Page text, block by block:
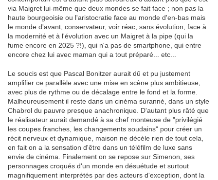
via Maigret lui-même que deux mondes se fait face ; non pas la
haute bourgeoisie ou l'aristocratie face au monde d'en-bas mais
le monde d'avant, conservateur, voir réac, sans évolution, face à
la modernité et à l'évolution avec un Maigret à la pipe (qui la
fume encore en 2025 ?!), qui n'a pas de smartphone, qui entre
encore chez lui avec maman qui a tout préparé... etc...
Le soucis est que Pascal Bonitzer aurait dû et pu justement
amplifier ce parallèle avec une mise en scène plus ambitieuse,
avec plus de rythme ou de décalage entre le fond et la forme.
Malheureusement il reste dans un cinéma suranné, dans un style
Chabrol du pauvre presque anachronique. D'autant plus râté que
le réalisateur aurait demandé à sa chef monteuse de "privilégié
les coupes franches, les changements soudains" pour créer un
récit nerveux et dynamique, maison ne décèle rien de tout cela,
en fait on a la sensation d'être dans un téléfilm de luxe sans
envie de cinéma. Finalement on se repose sur Simenon, ses
personnages croqués d'un monde en désuétude et surtout
magnifiquement interprétés par des acteurs d'exception, dont la